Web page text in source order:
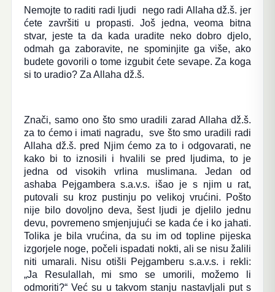
Nemojte to raditi radi ljudi nego radi Allaha dž.š. jer
ćete završiti u propasti. Još jedna, veoma bitna
stvar, jeste ta da kada uradite neko dobro djelo,
odmah ga zaboravite, ne spominjite ga više, ako
budete govorili o tome izgubit ćete sevape. Za koga
si to uradio? Za Allaha dž.š.
Znači, samo ono što smo uradili zarad Allaha dž.š.
za to ćemo i imati nagradu, sve što smo uradili radi
Allaha dž.š. pred Njim ćemo za to i odgovarati, ne
kako bi to iznosili i hvalili se pred ljudima, to je
jedna od visokih vrlina muslimana. Jedan od
ashaba Pejgambera s.a.v.s. išao je s njim u rat,
putovali su kroz pustinju po velikoj vrućini. Pošto
nije bilo dovoljno deva, šest ljudi je djelilo jednu
devu, povremeno smjenjujući se kada će i ko jahati.
Tolika je bila vrućina, da su im od topline pijeska
izgorjele noge, počeli ispadati nokti, ali se nisu žalili
niti umarali. Nisu otišli Pejgamberu s.a.v.s. i rekli:
„Ja Resulallah, mi smo se umorili, možemo li
odmoriti?“ Već su u takvom stanju nastavljali put s